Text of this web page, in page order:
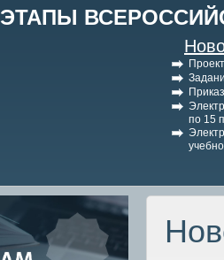
ЭТАПЫ
по 15